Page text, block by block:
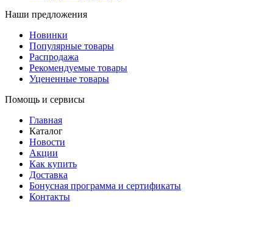
Наши предложения
Новинки
Популярные товары
Распродажа
Рекомендуемые товары
Уцененные товары
Помощь и сервисы
Главная
Каталог
Новости
Акции
Как купить
Доставка
Бонусная программа и сертификаты
Контакты